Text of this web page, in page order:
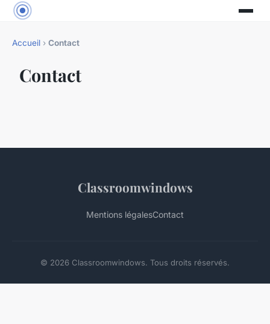
Accueil › Contact
Contact
Classroomwindows
Mentions légalesContact
© 2026 Classroomwindows. Tous droits réservés.